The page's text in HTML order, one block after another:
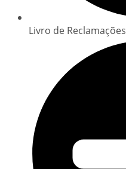
Livro de Reclamações